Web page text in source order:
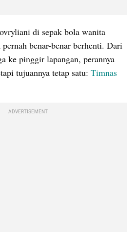
di sepak bola wanita
benar-benar berhenti. Dari
ke pinggir lapangan, perannya
tujuannya tetap satu: Timnas
ADVERTISEMENT